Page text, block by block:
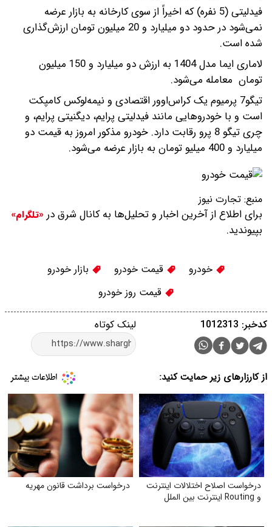
فیدلیتی (5 نفره) که اخیراً از سوی کارخانه به بازار عرضه
نمی‌شود در حدود دو میلیارد و 20 میلیون تومان ارزش‌گذاری
شده است.
لاماری ایما مدل 1404 به ارزش دو میلیارد و 150 میلیون
تومان معامله می‌شود.
تیگو7 پرمیوم یک کراس‌اوور اقتصادی و نیمه‌لوکس کامپکت
است و با خودروهایی مانند فیدلیتی پرایم، دیگنیتی پرایم، و
چری تیگو 8 پرو رقابت دارد. خودرو مذکور امروز به قیمت دو
میلیارد و 400 میلیو تومان به بازار عرضه می‎‌شود.
منبع: تجارت نیوز
برای اطلاع از آخرین اخبار و تحلیل‌ها به کانال شرق در «تلگرام»
بپیوندید.
خودرو قیمت خودرو
بازار خودرو
قیمت روز خودرو
لینک کوتاه کدخبر: 1012313
از کارزارهای زیر حمایت کنید:
درخواست اصلاح اختلالات اینترنت
و Routing اینترنت بین الملل
درخواست برداشت قانون مهریه